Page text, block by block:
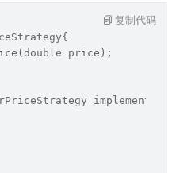
price);
implements
复制代码